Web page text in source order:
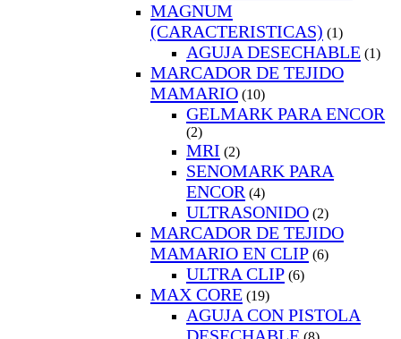
MAGNUM
(CARACTERISTICAS) (1)
AGUJA DESECHABLE (1)
MARCADOR DE TEJIDO
MAMARIO (10)
GELMARK PARA ENCOR
(2)
MRI (2)
SENOMARK PARA
ENCOR (4)
ULTRASONIDO (2)
MARCADOR DE TEJIDO
MAMARIO EN CLIP (6)
ULTRA CLIP (6)
MAX CORE (19)
AGUJA CON PISTOLA